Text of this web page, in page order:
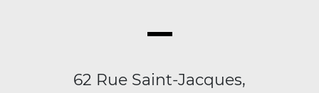
62 Rue Saint-Jacques,